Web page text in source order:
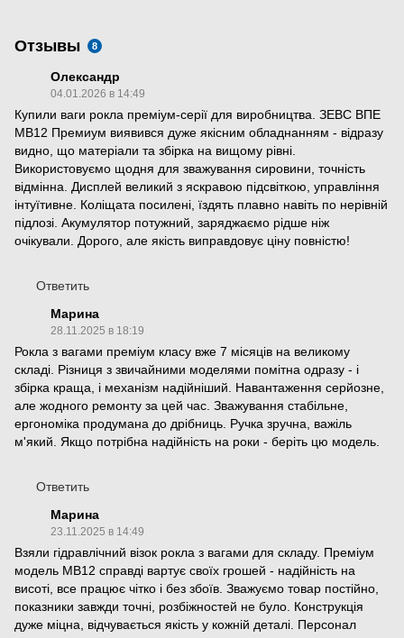
Отзывы 8
Олександр
04.01.2026 в 14:49
Купили ваги рокла преміум-серії для виробництва. ЗЕВС ВПЕ
МВ12 Премиум виявився дуже якісним обладнанням - відразу
видно, що матеріали та збірка на вищому рівні.
Використовуємо щодня для зважування сировини, точність
відмінна. Дисплей великий з яскравою підсвіткою, управління
інтуїтивне. Коліщата посилені, їздять плавно навіть по нерівній
підлозі. Акумулятор потужний, заряджаємо рідше ніж
очікували. Дорого, але якість виправдовує ціну повністю!
Ответить
Марина
28.11.2025 в 18:19
Рокла з вагами преміум класу вже 7 місяців на великому
складі. Різниця з звичайними моделями помітна одразу - і
збірка краща, і механізм надійніший. Навантаження серйозне,
але жодного ремонту за цей час. Зважування стабільне,
ергономіка продумана до дрібниць. Ручка зручна, важіль
м'який. Якщо потрібна надійність на роки - беріть цю модель.
Ответить
Марина
23.11.2025 в 14:49
Взяли гідравлічний візок рокла з вагами для складу. Преміум
модель МВ12 справді вартує своїх грошей - надійність на
висоті, все працює чітко і без збоїв. Зважуємо товар постійно,
показники завжди точні, розбіжностей не було. Конструкція
дуже міцна, відчувається якість у кожній деталі. Персонал